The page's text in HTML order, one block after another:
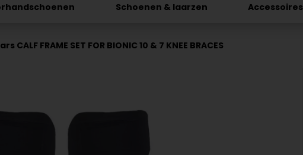
Schoenen & laarzen Accessoires
CALF FRAME SET FOR BIONIC 10 & 7 KNEE BRACES